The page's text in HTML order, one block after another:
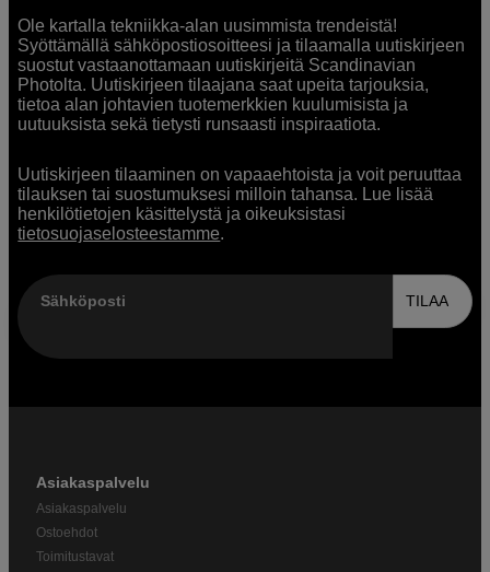
Ole kartalla tekniikka-alan uusimmista trendeistä!
Syöttämällä sähköpostiosoitteesi ja tilaamalla uutiskirjeen
suostut vastaanottamaan uutiskirjeitä Scandinavian
Photolta. Uutiskirjeen tilaajana saat upeita tarjouksia,
tietoa alan johtavien tuotemerkkien kuulumisista ja
uutuuksista sekä tietysti runsaasti inspiraatiota.
Uutiskirjeen tilaaminen on vapaaehtoista ja voit peruuttaa
tilauksen tai suostumuksesi milloin tahansa. Lue lisää
henkilötietojen käsittelystä ja oikeuksistasi
tietosuojaselosteestamme.
Sähköposti TILAA
Asiakaspalvelu
Asiakaspalvelu
Ostoehdot
Toimitustavat